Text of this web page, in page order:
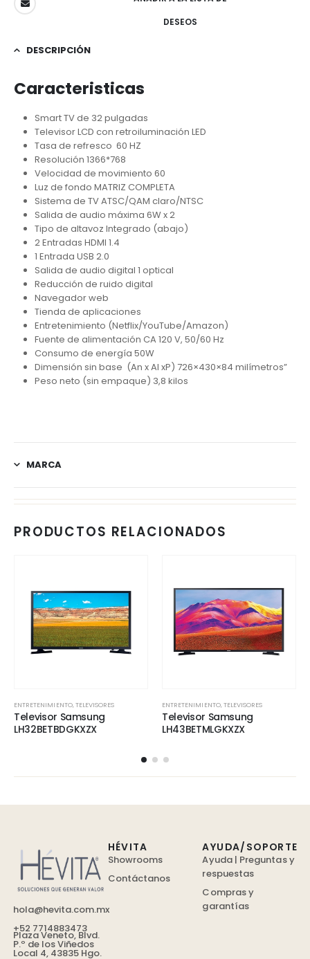
DESEOS
DESCRIPCIÓN
Caracteristicas
Smart TV de 32 pulgadas
Televisor LCD con retroiluminación LED
Tasa de refresco 60 HZ
Resolución 1366*768
Velocidad de movimiento 60
Luz de fondo MATRIZ COMPLETA
Sistema de TV ATSC/QAM claro/NTSC
Salida de audio máxima 6W x 2
Tipo de altavoz Integrado (abajo)
2 Entradas HDMI 1.4
1 Entrada USB 2.0
Salida de audio digital 1 optical
Reducción de ruido digital
Navegador web
Tienda de aplicaciones
Entretenimiento (Netflix/YouTube/Amazon)
Fuente de alimentación CA 120 V, 50/60 Hz
Consumo de energía 50W
Dimensión sin base (An x Al xP) 726×430×84 milímetros”
Peso neto (sin empaque) 3,8 kilos
MARCA
PRODUCTOS RELACIONADOS
ENTRETENIMIENTO,TELEVISORES
Televisor Samsung
LH32BETBDGKXZX
ENTRETENIMIENTO,TELEVISORES
Televisor Samsung
LH43BETMLGKXZX
hola@hevita.com.mx
+52 7714883473
Plaza Veneto, Blvd.
P.º de los Viñedos
Local 4, 43835 Hgo.
HÉVITA
Showrooms
Contáctanos
AYUDA/SOPORTE
Ayuda | Preguntas y
respuestas
Compras y
garantías